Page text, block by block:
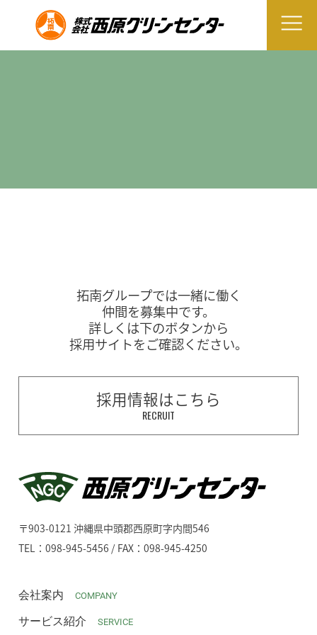
拓南グループでは一緒に働く
仲間を募集中です。
詳しくは下のボタンから
採用サイトをご確認ください。
採用情報はこちら
RECRUIT
〒903-0121 沖縄県中頭郡西原町字内間546
TEL：098-945-5456 / FAX：098-945-4250
会社案内 COMPANY
サービス紹介 SERVICE